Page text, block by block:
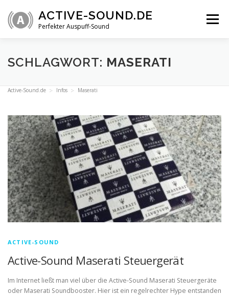
Inhalt
springen
ACTIVE-SOUND.DE
Perfekter Auspuff-Sound
Menü
ÜBERSICHT VIDEOS INFOS SHOP
SCHLAGWORT: MASERATI
Active-Sound.de Infos Maserati
ACTIVE-SOUND
Active-Sound Maserati Steuergerät
Im Internet ließt man viel über die Active-Sound Maserati Steuergeräte
oder Maserati Soundbooster. Hier ist ein regelrechter Hype entstanden